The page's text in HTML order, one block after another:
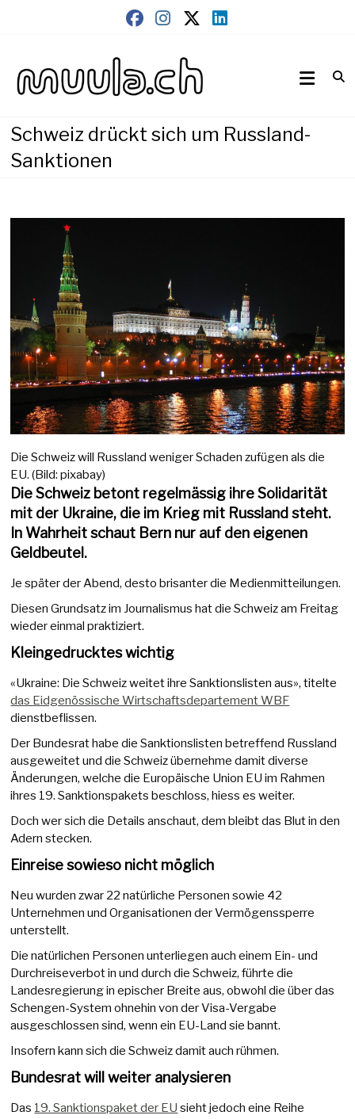
muula.ch
Schweiz drückt sich um Russland-
Sanktionen
Die Schweiz will Russland weniger Schaden zufügen als die
EU. (Bild: pixabay)
Die Schweiz betont regelmässig ihre Solidarität
mit der Ukraine, die im Krieg mit Russland steht.
In Wahrheit schaut Bern nur auf den eigenen
Geldbeutel.
Je später der Abend, desto brisanter die Medienmitteilungen.
Diesen Grundsatz im Journalismus hat die Schweiz am Freitag
wieder einmal praktiziert.
Kleingedrucktes wichtig
«Ukraine: Die Schweiz weitet ihre Sanktionslisten aus», titelte
das Eidgenössische Wirtschaftsdepartement WBF
dienstbeflissen.
Der Bundesrat habe die Sanktionslisten betreffend Russland
ausgeweitet und die Schweiz übernehme damit diverse
Änderungen, welche die Europäische Union EU im Rahmen
ihres 19. Sanktionspakets beschloss, hiess es weiter.
Doch wer sich die Details anschaut, dem bleibt das Blut in den
Adern stecken.
Einreise sowieso nicht möglich
Neu wurden zwar 22 natürliche Personen sowie 42
Unternehmen und Organisationen der Vermögenssperre
unterstellt.
Die natürlichen Personen unterliegen auch einem Ein- und
Durchreiseverbot in und durch die Schweiz, führte die
Landesregierung in epischer Breite aus, obwohl die über das
Schengen-System ohnehin von der Visa-Vergabe
ausgeschlossen sind, wenn ein EU-Land sie bannt.
Insofern kann sich die Schweiz damit auch rühmen.
Bundesrat will weiter analysieren
Das 19. Sanktionspaket der EU sieht jedoch eine Reihe